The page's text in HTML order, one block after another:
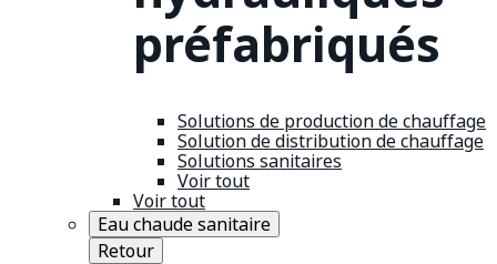
préfabriqués
Solutions de production de chauffage
Solution de distribution de chauffage
Solutions sanitaires
Voir tout
Voir tout
Eau chaude sanitaire
Retour